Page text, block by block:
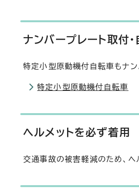
ナンバープレート取付
特定小型原動機付自転車もナ
特定小型原動機付自転車
ヘルメットを必ず着用
交通事故の被害軽減のため、ヘ